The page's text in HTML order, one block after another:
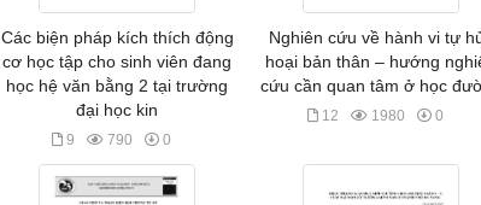
Các biện pháp kích thích động
cơ học tập cho sinh viên đang
học hệ văn bằng 2 tại trường
đại học kin
9 790 0
Nghiên cứu về hành vi tự
hoại bản thân – hướng
cứu cần quan tâm ở học
12 1980 0